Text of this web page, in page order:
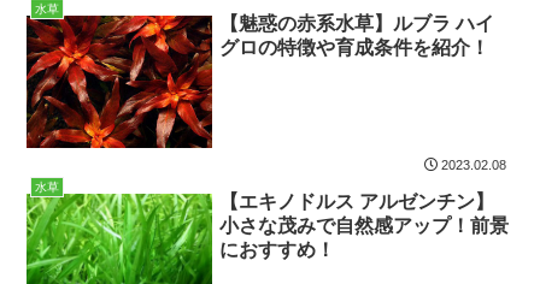
水草
【魅惑の赤系水草】ルブラ ハイ
グロの特徴や育成条件を紹介！
2023.02.08
水草
【エキノドルス アルゼンチン】
小さな茂みで自然感アップ！前景
におすすめ！